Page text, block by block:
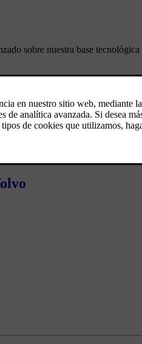
sobre nuestra base
en Gotemburgo, y la producción